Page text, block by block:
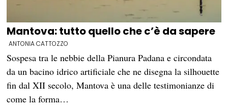
Mantova: tutto quello che c’è da sapere
ANTONIA CATTOZZO
Sospesa tra le nebbie della Pianura Padana e circondata
da un bacino idrico artificiale che ne disegna la silhouette
fin dal XII secolo, Mantova è una delle testimonianze di
come la forma…